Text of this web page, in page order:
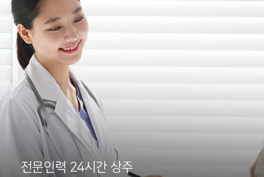
전문인력 24시간 상주